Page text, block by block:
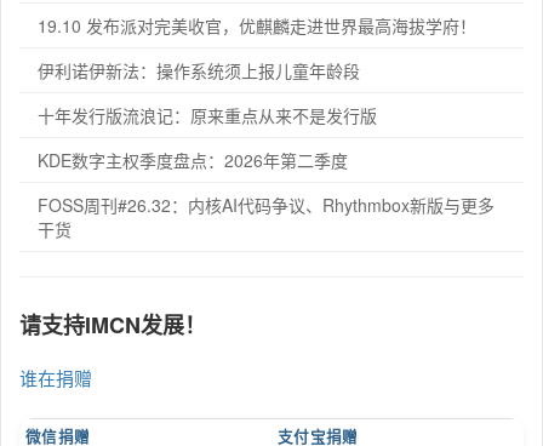
19.10 发布派对完美收官，优麒麟走进世界最高海拔学府！
伊利诺伊新法：操作系统须上报儿童年龄段
十年发行版流浪记：原来重点从来不是发行版
KDE数字主权季度盘点：2026年第二季度
FOSS周刊#26.32：内核AI代码争议、Rhythmbox新版与更多
干货
请支持IMCN发展！
谁在捐赠
微信捐赠 支付宝捐赠